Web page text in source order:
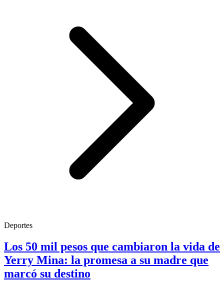
Deportes
Los 50 mil pesos que cambiaron la vida de
Yerry Mina: la promesa a su madre que
marcó su destino